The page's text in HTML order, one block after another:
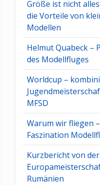
Größe ist nicht
die Vorteile von
Modellen
Helmut Quabeck –
des Modellfluges
Worldcup –
MFSD
Warum wir fliegen
Faszination
Kurzbericht von der
Rumänien